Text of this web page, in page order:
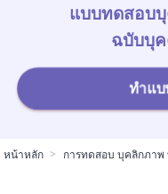
แบบทดสอบ
ฉบับบุ
ทำแ
หน้าหลัก การทดสอบ บุคลิกภาพ